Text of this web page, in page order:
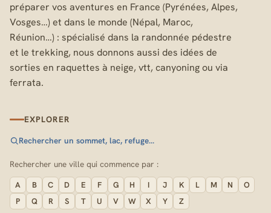
préparer vos aventures en France (Pyrénées, Alpes,
Vosges…) et dans le monde (Népal, Maroc,
Réunion…) : spécialisé dans la randonnée pédestre
et le trekking, nous donnons aussi des idées de
sorties en raquettes à neige, vtt, canyoning ou via
ferrata.
EXPLORER
Rechercher un sommet, lac, refuge…
Rechercher une ville qui commence par :
A B C D E F G H I J K L M N
O
P
Q R S T U V W X Y Z